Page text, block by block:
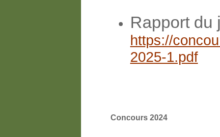
Rapport du
https://
2025-1.pdf
Concours 2024